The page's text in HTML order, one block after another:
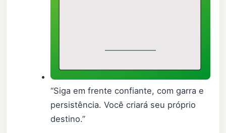
“Siga em frente confiante, com garra e
persistência. Você criará seu próprio
destino.”